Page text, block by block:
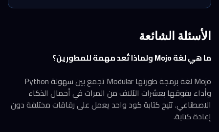
الأسئلة الشائعة
ما هي لغة Mojo ولماذا تُعد مهمة للمطورين؟
Mojo لغة برمجة طورتها Modular تجمع بين سهولة Python
وأداء يفوقها بعشرات الآلاف من المرات في أحمال الذكاء
الاصطناعي. تتيح كتابة كود واحد يعمل على رقاقات مختلفة دون
إعادة كتابة.